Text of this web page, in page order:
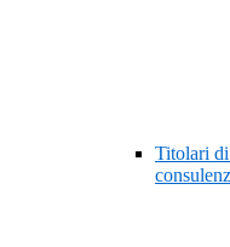
Titolari